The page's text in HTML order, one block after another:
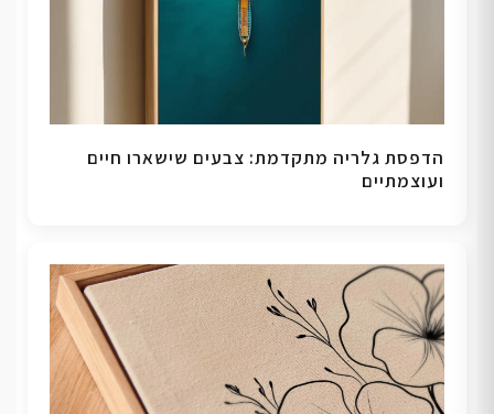
הדפסת גלריה מתקדמת: צבעים שישארו חיים
ועוצמתיים